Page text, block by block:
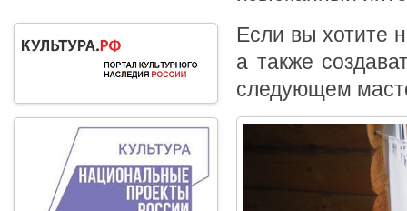
Если вы хотите
а также
следующем